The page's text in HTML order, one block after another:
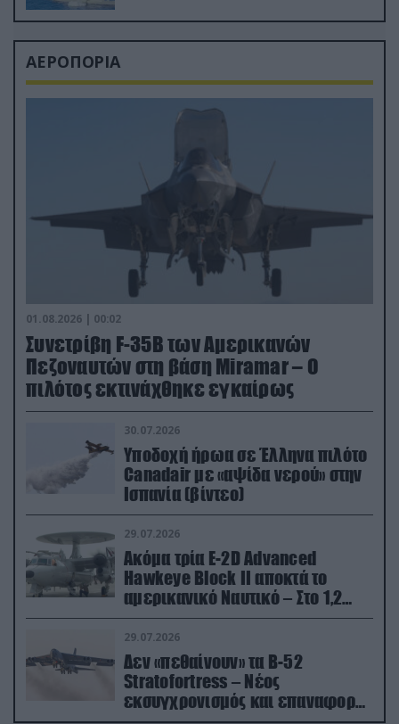
ΑΕΡΟΠΟΡΙΑ
01.08.2026 | 00:02
Συνετρίβη F-35B των Αμερικανών
Πεζοναυτών στη βάση Miramar – Ο
πιλότος εκτινάχθηκε εγκαίρως
30.07.2026
Υποδοχή ήρωα σε Έλληνα πιλότο
Canadair με «αψίδα νερού» στην
Ισπανία (βίντεο)
29.07.2026
Ακόμα τρία E-2D Advanced
Hawkeye Block II αποκτά το
αμερικανικό Ναυτικό – Στο 1,2
δισ.δολάρια το κόστος
29.07.2026
Δεν «πεθαίνουν» τα Β-52
Stratofortress – Νέος
εκσυγχρονισμός και επαναφορά